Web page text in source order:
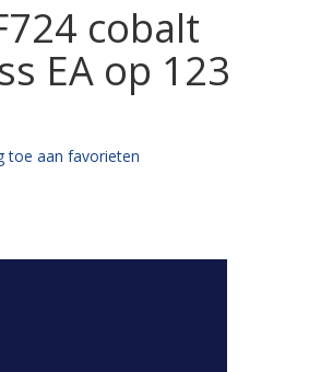
cobalt
EA op 123
toe aan favorieten